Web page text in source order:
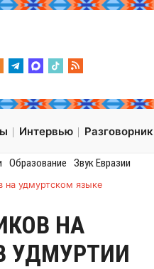
Интервью Разговорник
Образование Звук Евразии
на удмуртском языке
НА
УДМУРТИИ